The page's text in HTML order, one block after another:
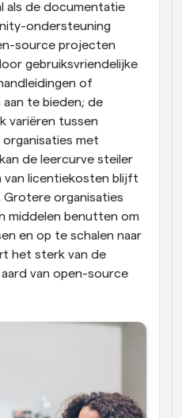
als de documentatie
ondersteuning
source projecten
gebruiksvriendelijke
of
te bieden; de
variëren tussen
organisaties met
de leercurve steiler
van licentiekosten blijft
Grotere organisaties
middelen benutten om
en op te schalen naar
het sterk van de
van open-source